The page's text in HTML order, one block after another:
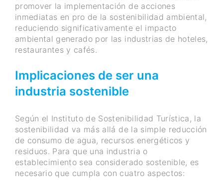
promover la implementación de acciones
inmediatas en pro de la sostenibilidad ambiental,
reduciendo significativamente el impacto
ambiental generado por las industrias de hoteles,
restaurantes y cafés.
Implicaciones de ser una
industria sostenible
Según el Instituto de Sostenibilidad Turística, la
sostenibilidad va más allá de la simple reducción
de consumo de agua, recursos energéticos y
residuos. Para que una industria o
establecimiento sea considerado sostenible, es
necesario que cumpla con cuatro aspectos: